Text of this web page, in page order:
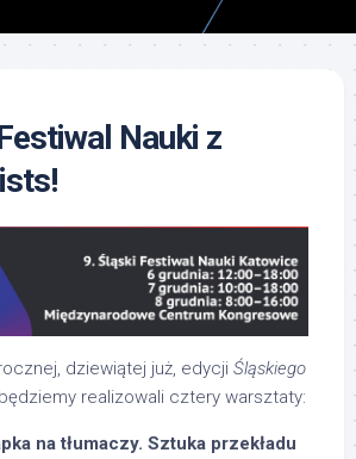
Nauki z
dziewiątej już, edycji Śląskiego
będziemy realizowali cztery warsztaty:
na tłumaczy. Sztuka przekładu